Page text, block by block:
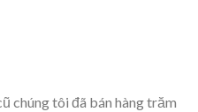
chúng tôi đã bán hàng trăm